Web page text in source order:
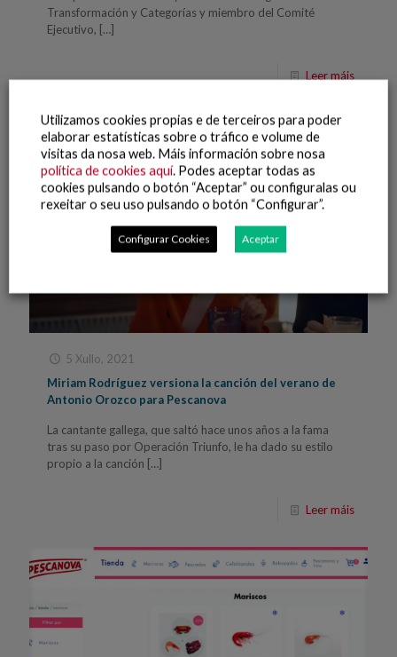
Transformación y Categorías y miembro del Comité
Ejecutivo, […]
Leer máis
5 Xullo, 2021
Miriam Rodríguez versiona la canción del verano de
Antonio Orozco para Pescanova
La cantante gallega, que saltó hace unos años a la fama
tras su paso por Operación Triunfo, le ha dado su estilo
propio a la canción […]
Leer máis
Utilizamos cookies propias e de terceiros para poder
elaborar estatísticas sobre o tráfico e volume de
visitas da nosa web. Máis información sobre nosa
política de cookies aquí. Podes aceptar todas as
cookies pulsando o botón “Aceptar” ou configuralas ou
rexeitar o seu uso pulsando o botón “Configurar”.
Configurar Cookies Aceptar